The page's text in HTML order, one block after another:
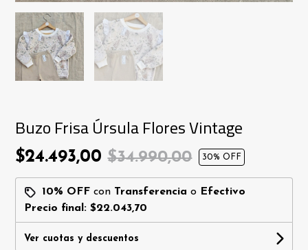
Buzo Frisa Úrsula Flores Vintage
$24.493,00$34.990,00 30% OFF
10% OFF con Transferencia o Efectivo
Precio final:$22.043,70
Ver cuotas y descuentos